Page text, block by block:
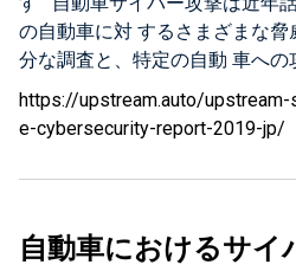
の自動車に対 するさまざまな
分な調査と、特定の自動 車へ
る多くの記事があるにもかかわ
の全容は不明のままです。 過
攻撃の数はいくつでしょうか
て の攻撃はホワイトハットセ
ですか？ 研究チームは、複数年
に分類して分析し、 事実と数値
https://upstream.auto/
e-cybersecurity-report-2019-jp/
自動車におけるサイ